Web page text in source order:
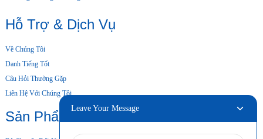
Hỗ Trợ & Dịch Vụ
Về Chúng Tôi
Danh Tiếng Tốt
Câu Hỏi Thường Gặp
Liên Hệ Với Chúng Tôi
Sản Phẩm Của Chúng Tôi
Leave Your Message